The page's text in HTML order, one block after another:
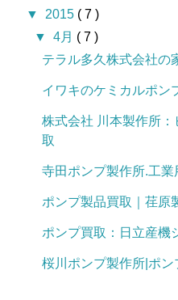
▼ 2015 ( 7 )
▼4月 ( 7 )
テラル多久株式会社の
イワキのケミカルポン
株式会社 川本製作所
取
寺田ポンプ製作所.工
ポンプ製品買取｜荏原
ポンプ買取：日立産機
桜川ポンプ製作所|ポ